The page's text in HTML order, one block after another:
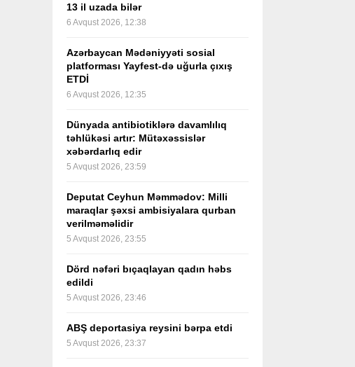
13 il uzada bilər
6 Avqust 2026, 12:38
Azərbaycan Mədəniyyəti sosial
platforması Yayfest-də uğurla çıxış
ETDİ
6 Avqust 2026, 12:35
Dünyada antibiotiklərə davamlılıq
təhlükəsi artır: Mütəxəssislər
xəbərdarlıq edir
5 Avqust 2026, 23:59
Deputat Ceyhun Məmmədov: Milli
maraqlar şəxsi ambisiyalara qurban
verilməməlidir
5 Avqust 2026, 23:55
Dörd nəfəri bıçaqlayan qadın həbs
edildi
5 Avqust 2026, 23:46
ABŞ deportasiya reysini bərpa etdi
5 Avqust 2026, 23:37